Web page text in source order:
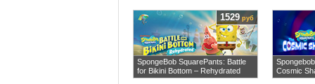
SpongeBob SquarePants: Battle
for Bikini Bottom – Rehydrated
1529 руб
Cosmic